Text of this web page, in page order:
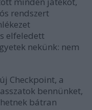
rendszert
elfeledett
nekünk: nem
Checkpoint, a
bennünket,
bátran